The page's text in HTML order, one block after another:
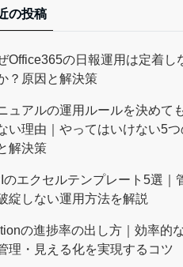
の投稿
Office365の日報運用は定着し
？原因と解決策
ュアルの運用ルールを決めて
い理由｜やってはいけない5つ
解決策
のエクセルテンプレート5選｜
綻しない運用方法を解説
の進捗率の出し方｜効率的
理・見える化を実現するコツ